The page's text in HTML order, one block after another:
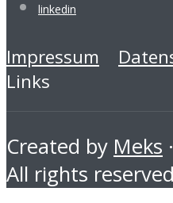
linkedin
Impressum
Links
Created by Meks
All rights reserved